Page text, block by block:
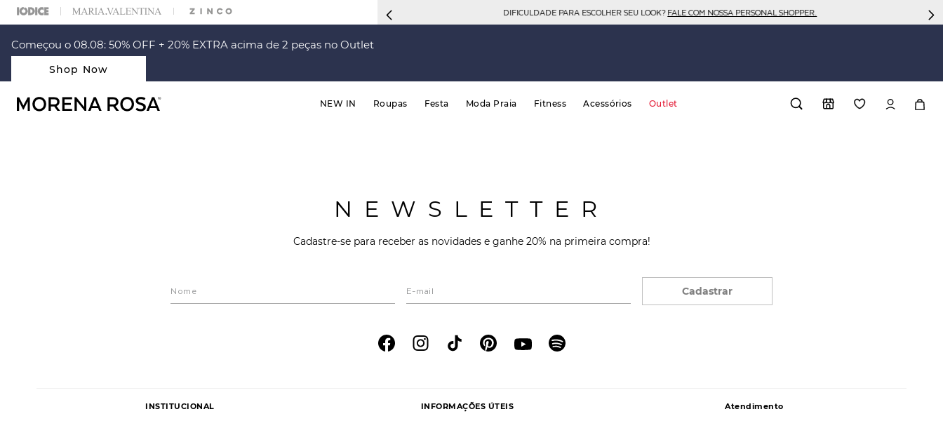
OFF NA SUA 1° COMPRA USANDO O CUPOM: PRIMEIRAMR DIFICULDADE PARA ESCOLHER SEU LOOK?FALE COM NOSSA PERSONAL SHOPPER.
Começou o 08.08: 50% OFF + 20% EXTRA acima de 2 peças no Outlet
Shop Now
NEW IN Roupas Festa Moda Praia Fitness Acessórios Outlet
NEWSLETTER
Cadastre-se para receber as novidades e ganhe 20% na primeira compra!
Cadastrar
INSTITUCIONAL INFORMAÇÕES ÚTEIS Atendimento